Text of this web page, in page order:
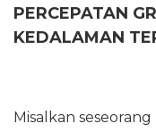
PERCEPATAN
KEDALAMAN
Misalkan